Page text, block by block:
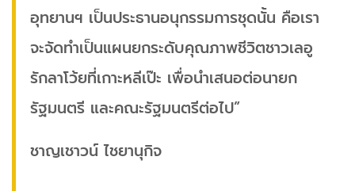
อุทยานฯ เป็นประธานอนุกรรมการชุดนั้น คือเรา
จะจัดทำเป็นแผนยกระดับคุณภาพชีวิตชาวเลอู
รักลาโว้ยที่เกาะหลีเป๊ะ เพื่อนำเสนอต่อนายก
รัฐมนตรี และคณะรัฐมนตรีต่อไป”
ชาญเชาวน์ ไชยานุกิจ